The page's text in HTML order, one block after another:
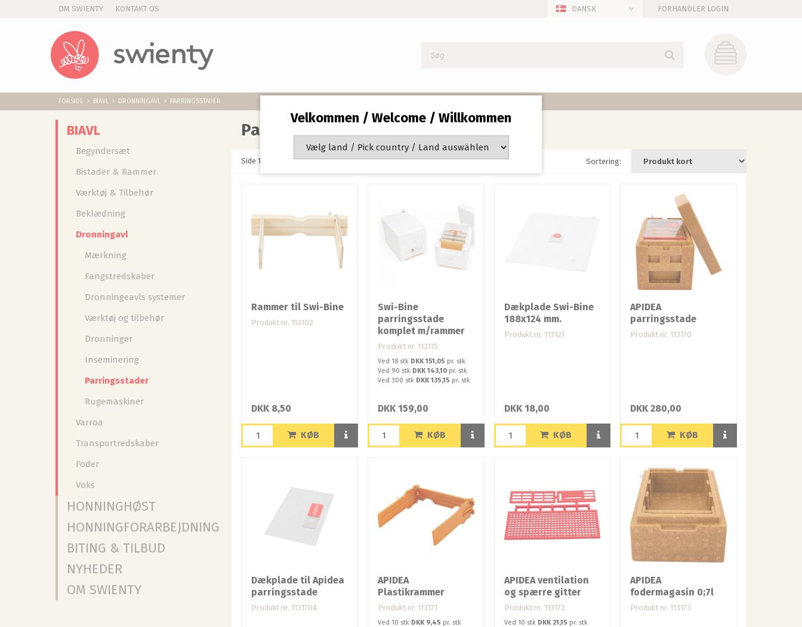
Velkommen / Welcome / Willkommen
FORHANDLER LOGIN
DANSK
OM SWIENTY KONTAKT OS
FORSIDE BIAVL DRONNINGAVL PARRINGSSTADER
BIAVL
Begyndersæt
Bistader & Rammer
Værktøj & Tilbehør
Beklædning
Dronningavl
Mærkning
Fangstredskaber
Dronningeavls systemer
Værktøj og tilbehør
Dronninger
Inseminering
Parringsstader
Rugemaskiner
Varroa
Transportredskaber
Foder
Voks
HONNINGHØST
HONNINGFORARBEJDNING
BITING & TILBUD
NYHEDER
OM SWIENTY
Parringsstader
Side 1 af 1 side(r) Sortering:
Rammer til Swi-Bine
Produkt nr. 113102
DKK 8,50
KØB
Swi-Bine
parringsstade
komplet m/rammer
Produkt nr. 113115
Ved 18 stk DKK 151,05 pr. stk
Ved 90 stk DKK 143,10pr. stk
Ved 300 stk DKK 135,15 pr. stk
DKK 159,00
KØB
Dækplade Swi-Bine
188x124 mm.
Produkt nr. 113121
DKK 18,00
KØB
APIDEA
parringsstade
Produkt nr. 113170
DKK 280,00
KØB
Dækplade til Apidea
parringsstade
Produkt nr. 113170A
APIDEA
Plastikrammer
Produkt nr. 113171
Ved 10 stk DKK 9,45 pr. stk
APIDEA ventilation
og spærre gitter
Produkt nr. 113172
Ved 10 stk DKK 21,15 pr. stk
APIDEA
fodermagasin 0;7l
Produkt nr. 113173